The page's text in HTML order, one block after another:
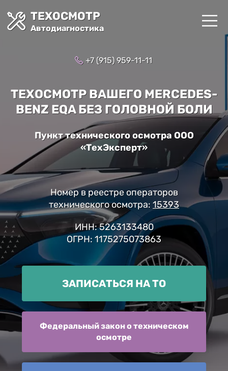
ТЕХОСМОТР
Автодиагностика
+7 (915) 959-11-11
ТЕХОСМОТР ВАШЕГО MERCEDES-
BENZ EQA БЕЗ ГОЛОВНОЙ БОЛИ
Пункт технического осмотра ООО
«ТехЭксперт»
Номер в реестре операторов
технического осмотра: 15393
ИНН: 5263133480
ОГРН: 1175275073863
ЗАПИСАТЬСЯ НА ТО
Федеральный закон о техническом
осмотре